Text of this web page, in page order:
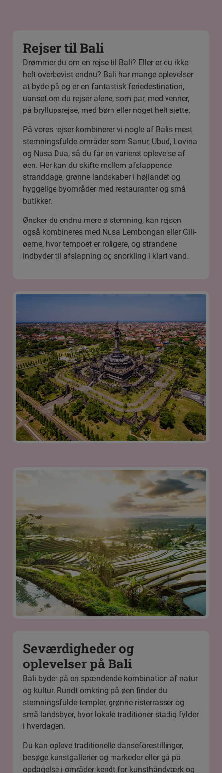
Rejser til Bali
Drømmer du om en rejse til Bali? Eller er du ikke
helt overbevist endnu? Bali har mange oplevelser
at byde på og er en fantastisk feriedestination,
uanset om du rejser alene, som par, med venner,
på bryllupsrejse, med børn eller noget helt sjette.
På vores rejser kombinerer vi nogle af Balis mest
stemningsfulde områder som Sanur, Ubud, Lovina
og Nusa Dua, så du får en varieret oplevelse af
øen. Her kan du skifte mellem afslappende
stranddage, grønne landskaber i højlandet og
hyggelige byområder med restauranter og små
butikker.
Ønsker du endnu mere ø-stemning, kan rejsen
også kombineres med Nusa Lembongan eller Gili-
øerne, hvor tempoet er roligere, og strandene
indbyder til afslapning og snorkling i klart vand.
Seværdigheder og
oplevelser på Bali
Bali byder på en spændende kombination af natur
og kultur. Rundt omkring på øen finder du
stemningsfulde templer, grønne risterrasser og
små landsbyer, hvor lokale traditioner stadig fylder
i hverdagen.
Du kan opleve traditionelle danseforestillinger,
besøge kunstgallerier og markeder eller gå på
opdagelse i områder kendt for kunsthåndværk og